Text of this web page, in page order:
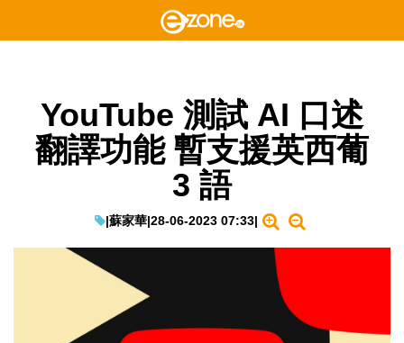
YouTube 測試 AI 口述
翻譯功能 暫支援英西葡
3 語
|蘇家華|28-06-2023 07:33|